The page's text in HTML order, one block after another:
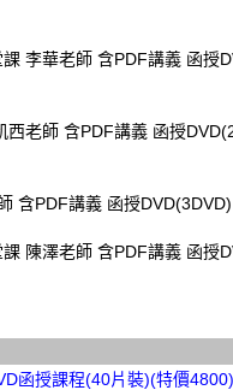
李華老師 含PDF講義 函授
老師 含PDF講義 函授
含PDF講義 函授DVD(3DVD)
陳澤老師 含PDF講義 函授
函授課程(40片裝)(特價4800)